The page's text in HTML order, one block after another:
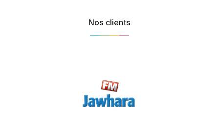
Nos clients